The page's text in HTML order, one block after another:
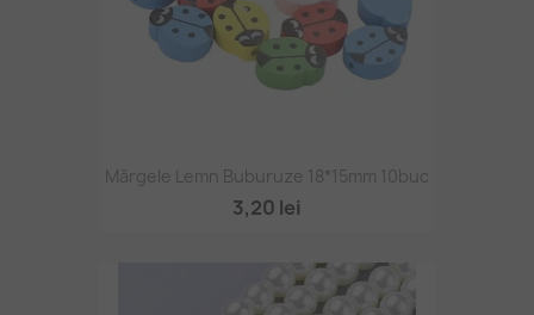
Mărgele Lemn Buburuze 18*15mm 10buc
3,20 lei